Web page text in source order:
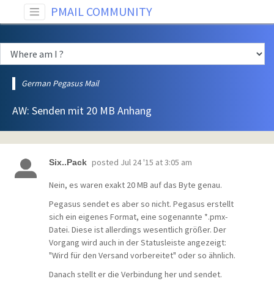
PMAIL COMMUNITY
German Pegasus Mail
AW: Senden mit 20 MB Anhang
Six..Pack posted Jul 24 '15 at 3:05 am
Nein, es waren exakt 20 MB auf das Byte genau.
Pegasus sendet es aber so nicht. Pegasus erstellt
sich ein eigenes Format, eine sogenannte *.pmx-
Datei. Diese ist allerdings wesentlich größer. Der
Vorgang wird auch in der Statusleiste angezeigt:
"Wird für den Versand vorbereitet" oder so ähnlich.
Danach stellt er die Verbindung her und sendet.